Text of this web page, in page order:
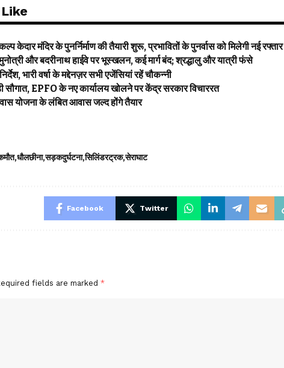
केदार मंदिर के पुनर्निर्माण की तैयारी शुरू, प्रभावितों के पुनर्वास को मिलेगी नई रफ्तार
और बदरीनाथ हाईवे पर भूस्खलन, कई मार्ग बंद; श्रद्धालु और यात्री फंसे
भारी वर्षा के मद्देनज़र सभी एजेंसियां रहें चौकन्नी
सौगात, EPFO के नए कार्यालय खोलने पर केंद्र सरकार विचाररत
योजना के लंबित आवास जल्द होंगे तैयार
धौलछीना सड़कदुर्घटना सिलिंडरट्रक सेराघाट
Facebook Twitter
fields are marked *